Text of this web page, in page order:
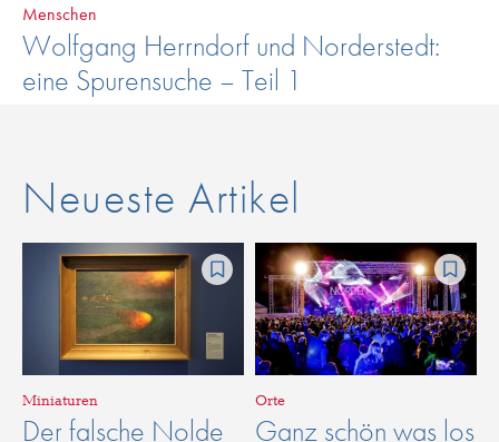
Menschen
Wolfgang Herrndorf und Norderstedt:
eine Spurensuche – Teil 1
Neueste Artikel
Miniaturen
Der falsche Nolde
Orte
Ganz schön was los